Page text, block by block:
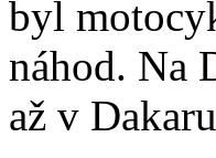
byl
náhod. Na
až v